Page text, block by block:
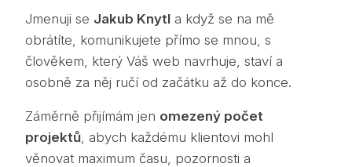
Jmenuji se Jakub Knytl a když se na mě
obrátíte, komunikujete přímo se mnou, s
člověkem, který Váš web navrhuje, staví a
osobně za něj ručí od začátku až do konce.
Záměrně přijímám jen omezený počet
projektů , abych každému klientovi mohl
věnovat maximum času, pozornosti a